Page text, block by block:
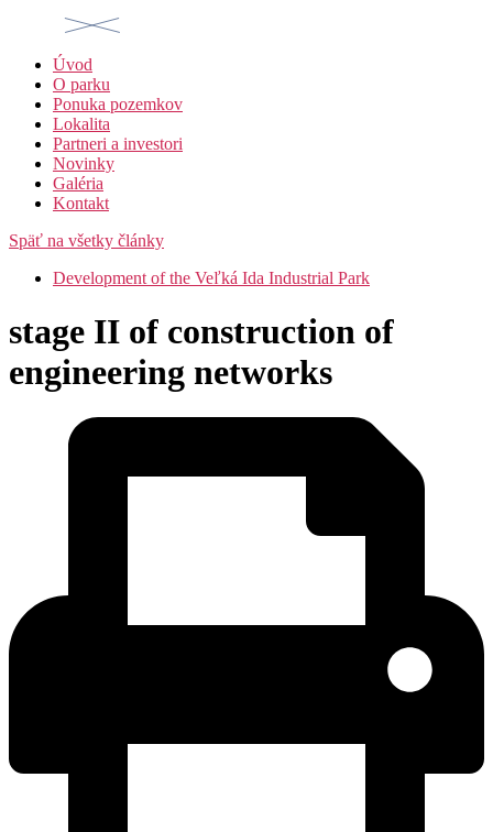
Úvod
O parku
Ponuka pozemkov
Lokalita
Partneri a investori
Novinky
Galéria
Kontakt
Späť na všetky články
Development of the Veľká Ida Industrial Park
stage II of construction of
engineering networks